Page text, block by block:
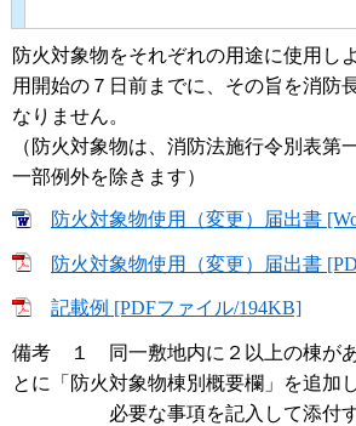
防火対象物をそれぞれの用途に使用し
用開始の７日前までに、その旨を消防
なりません。
（防火対象物は、消防法施行令別表第
一部例外を除きます）
防火対象物使用（変更）届出書
防火対象物使用（変更）届出書
記載例 [PDFファイル/194KB]
備考 １ 同一敷地内に２以上の棟が
とに「防火対象物棟別概要欄」を追加し
必要な事項を記入して添付す